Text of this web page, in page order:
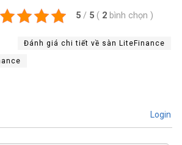
5 / 5 ( 2 bình chọn )
Đánh giá chi tiết về sàn LiteFinance
Login